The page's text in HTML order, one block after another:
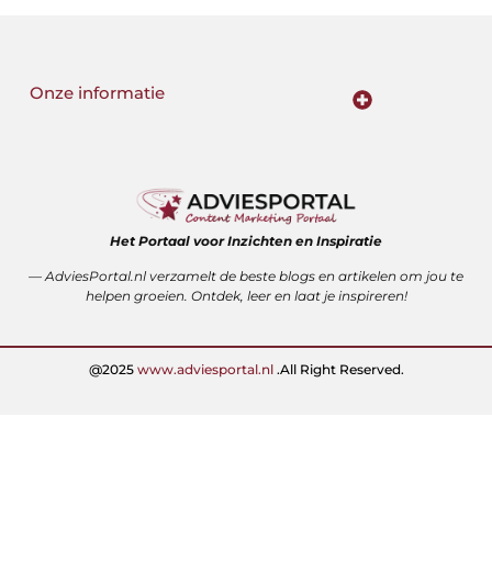
Het Portaal voor Inzichten en Inspiratie
— AdviesPortal.nl verzamelt de beste blogs en artikelen om jou te
helpen groeien. Ontdek, leer en laat je inspireren!
@2025 www.adviesportal.nl .All Right Reserved.
Onze informatie